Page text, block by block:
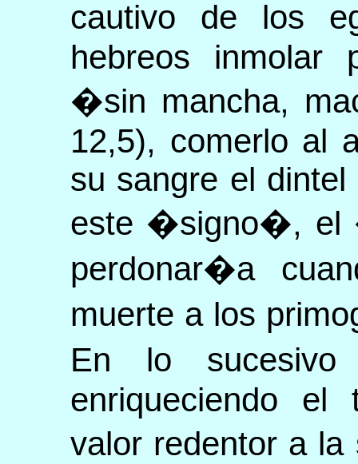
cautivo de los
hebreos inmolar
�sin mancha,
12,5), comerlo al
su sangre el
este �signo�, el
perdonar�a
muerte a los
En lo
enriqueciendo
valor redentor a